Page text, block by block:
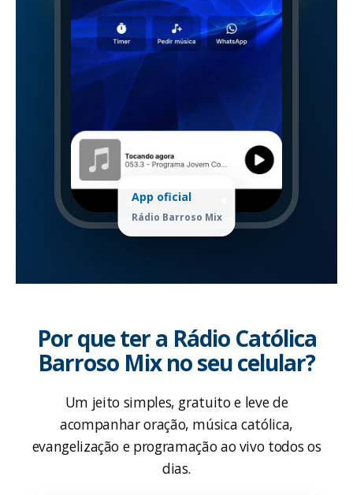
App oficial
Rádio Barroso Mix
Por que ter a Rádio Católica
Barroso Mix no seu celular?
Um jeito simples, gratuito e leve de
acompanhar oração, música católica,
evangelização e programação ao vivo todos os
dias.